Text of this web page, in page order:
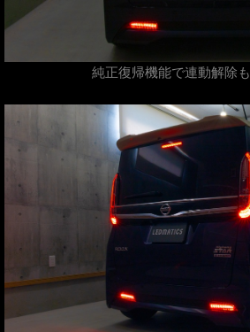
純正復帰機能で連動解除